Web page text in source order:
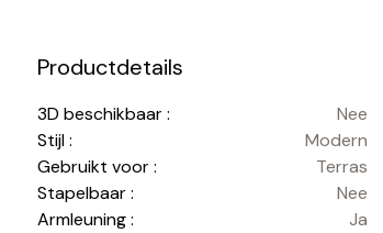
Productdetails
3D beschikbaar :
Nee
Stijl :
Modern
Gebruikt voor :
Terras
Stapelbaar :
Nee
Armleuning :
Ja